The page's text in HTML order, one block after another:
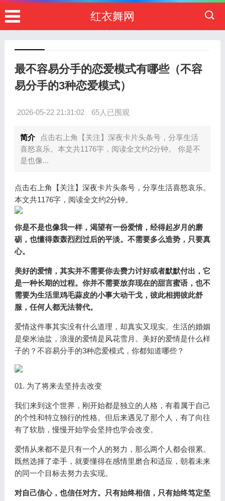
红衣舞网
最不容易分手的恋爱模式有哪些（不容
易分手的3种恋爱模式）
2026-05-22 21:31:02 65人已围观
简介
点击右上角【关注】深夜卡片头条号，分享生活
喜怒哀乐。本文共1176字，阅读全文约2分钟。 你是不
是也像...
点击右上角【关注】深夜卡片头条号，分享生活喜怒哀乐。
本文共1176字，阅读全文约2分钟。
你是不是也像我一样，渴望有一份爱情，经得起岁月的磨
砺，也懂得轰轰烈烈过后的平淡。不需要多么造势，只要真
心。
美好的爱情，其实并不需要你去费力讨好或者默默付出，它
是一种长期的过程。你并不需要放弃现在的甜言蜜语，也不
需要为生活里鸡毛蒜皮的小事大动干戈，彼此相拥彼此舒
服，任何人都无法替代。
爱情这件事其实没有什么道理，却真实又现实。生活的婚姻
是柴米油盐，浪漫的爱情是风花雪月。美好的爱情是什么样
子的？不容易分手的3种恋爱模式，你都知道哪些？
01. 为了将来去坚持去改变
我们来到这个世界，刚开始都是独立的人格，有着属于自己
的个性和特立独行的性格。但后来遇见了那个人，有了向往
有了软肋，慢慢开始学会坚持也学会改变。
爱情从来都不是只有一个人的努力，那么两个人都会很累。
既然选择了牵手，就要懂得在感情里磨合和适应，朝着未来
的同一个目标去努力去实现。
对自己信心，也信任对方。只有始终相信，只有始终笃定坚